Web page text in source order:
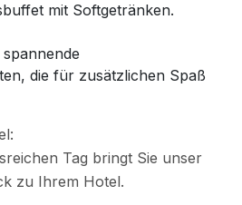
mit Softgetränken.
die für zusätzlichen Spaß
Tag bringt Sie unser
zu Ihrem Hotel.